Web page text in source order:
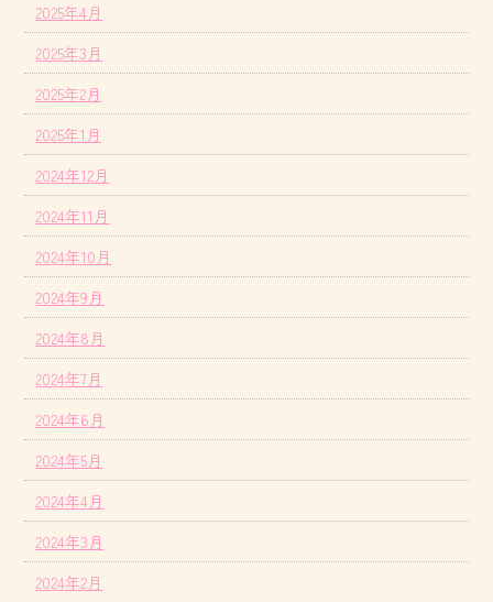
2025年4月
2025年3月
2025年2月
2025年1月
2024年12月
2024年11月
2024年10月
2024年9月
2024年8月
2024年7月
2024年6月
2024年5月
2024年4月
2024年3月
2024年2月